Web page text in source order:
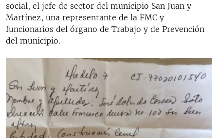
social, el jefe de sector del municipio San Juan y
Martínez, una representante de la FMC y
funcionarios del órgano de Trabajo y de Prevención
del municipio.